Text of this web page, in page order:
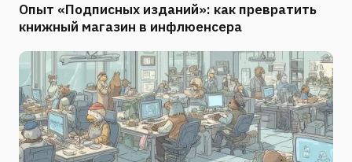
Опыт «Подписных изданий»: как превратить
книжный магазин в инфлюенсера